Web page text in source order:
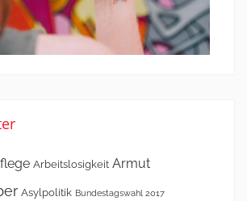
Arbeitslosigkeit Armut
Asylpolitik Bundestagswahl 2017